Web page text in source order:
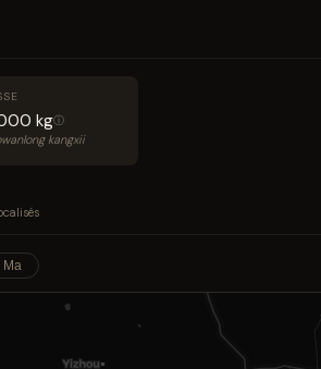
kgⓘ
kangxii
Ma